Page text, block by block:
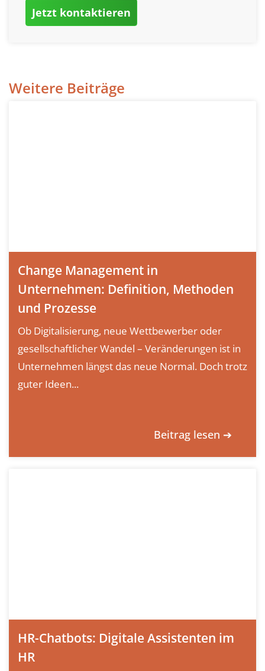
Jetzt kontaktieren
Weitere Beiträge
Change Management in
Unternehmen: Definition, Methoden
und Prozesse
Ob Digitalisierung, neue Wettbewerber oder
gesellschaftlicher Wandel – Veränderungen ist in
Unternehmen längst das neue Normal. Doch trotz
guter Ideen...
Beitrag lesen ➔
HR-Chatbots: Digitale Assistenten im
HR